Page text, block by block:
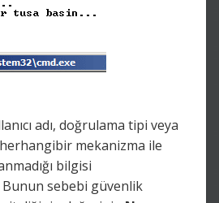
adı, doğrulama tipi veya
mekanizma ile
bilgisi
sebebi güvenlik